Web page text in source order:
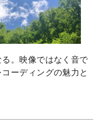
。映像ではなく音で
ーディングの魅力と